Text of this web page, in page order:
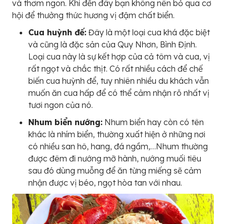
và thơm ngon. Khi đến đây bạn không nên bỏ qua cơ
hội để thưởng thức hương vị đậm chất biển.
Cua huỳnh đế: Đây là một loại cua khá đặc biệt
và cũng là đặc sản của Quy Nhơn, Bình Định.
Loại cua này là sự kết hợp của cả tôm và cua, vị
rất ngọt và chắc thịt. Có rất nhiều cách để chế
biến cua huỳnh để, tuy nhiên nhiều du khách vẫn
muốn ăn cua hấp để có thể cảm nhận rõ nhất vị
tươi ngon của nó.
Nhum biển nướng: Nhum biển hay còn có tên
khác là nhím biển, thường xuất hiện ở những nơi
có nhiều san hô, hang, đá ngầm,…Nhum thường
được đêm đi nướng mỡ hành, nướng muối tiêu
sau đó dùng muỗng để ăn từng miếng sẽ cảm
nhận được vị béo, ngọt hòa tan với nhau.